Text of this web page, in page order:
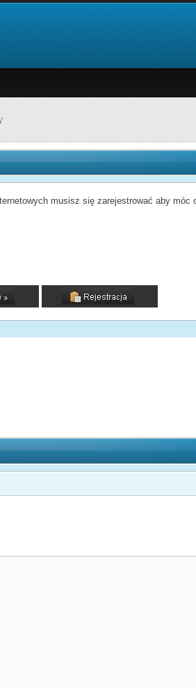
musisz się zarejestrować aby